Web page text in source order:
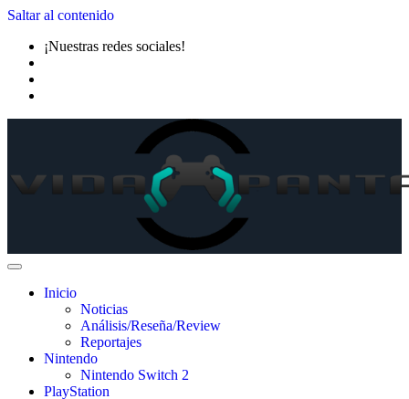
Saltar al contenido
¡Nuestras redes sociales!
Inicio
Noticias
Análisis/Reseña/Review
Reportajes
Nintendo
Nintendo Switch 2
PlayStation